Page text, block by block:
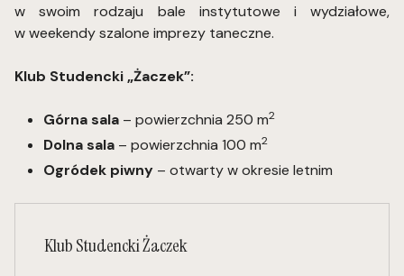
w swoim rodzaju bale instytutowe i wydziałowe,
w weekendy szalone imprezy taneczne.
Klub Studencki „Żaczek”:
Górna sala – powierzchnia 250 m2
Dolna sala – powierzchnia 100 m2
Ogródek piwny – otwarty w okresie letnim
Klub Studencki Żaczek